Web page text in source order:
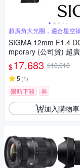
超廣角大光圈，適合星空
SIGMA 12mm F1.4
mporary (公司貨) 超
圈定焦鏡 星空鏡 APS-
單眼專用鏡頭
$17,683 $18,613
5 (1)
限時下殺 券
加入購物車